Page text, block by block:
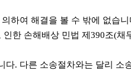
하여 해결을 볼 수 밖에 없습
한 손해배상 민법 제390조(
. 다른 소송절차와는 달리